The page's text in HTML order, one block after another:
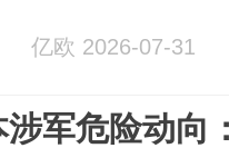
亿欧 2026-07-31
涉军危险动向